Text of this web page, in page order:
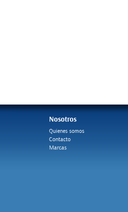
Nosotros
Quienes somos
Contacto
Marcas